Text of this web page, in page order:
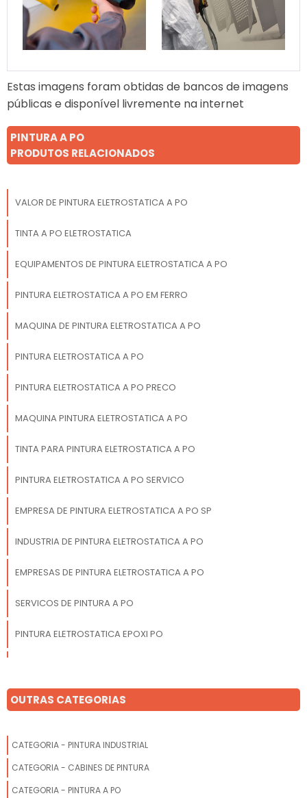
Estas imagens foram obtidas de bancos de imagens
públicas e disponível livremente na internet
PINTURA A PO
PRODUTOS RELACIONADOS
VALOR DE PINTURA ELETROSTATICA A PO
TINTA A PO ELETROSTATICA
EQUIPAMENTOS DE PINTURA ELETROSTATICA A PO
PINTURA ELETROSTATICA A PO EM FERRO
MAQUINA DE PINTURA ELETROSTATICA A PO
PINTURA ELETROSTATICA A PO
PINTURA ELETROSTATICA A PO PRECO
MAQUINA PINTURA ELETROSTATICA A PO
TINTA PARA PINTURA ELETROSTATICA A PO
PINTURA ELETROSTATICA A PO SERVICO
EMPRESA DE PINTURA ELETROSTATICA A PO SP
INDUSTRIA DE PINTURA ELETROSTATICA A PO
EMPRESAS DE PINTURA ELETROSTATICA A PO
SERVICOS DE PINTURA A PO
PINTURA ELETROSTATICA EPOXI PO
PINTURA A PO ELETROSTATICA
OUTRAS CATEGORIAS
CATEGORIA - PINTURA INDUSTRIAL
CATEGORIA - CABINES DE PINTURA
CATEGORIA - PINTURA A PO